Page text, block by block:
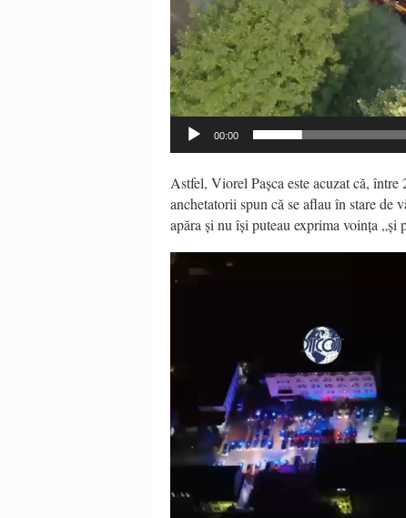
00:00
Astfel, Viorel Pașca este acuzat că,
anchetatorii spun că se aflau în stare de
apăra și nu își puteau exprima voința „și
Video
Player